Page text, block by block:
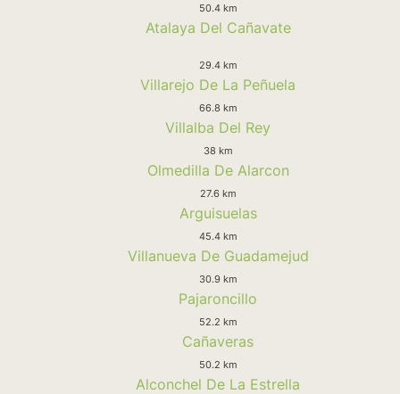
50.4 km
Atalaya Del Cañavate
29.4 km
Villarejo De La Peñuela
66.8 km
Villalba Del Rey
38 km
Olmedilla De Alarcon
27.6 km
Arguisuelas
45.4 km
Villanueva De Guadamejud
30.9 km
Pajaroncillo
52.2 km
Cañaveras
50.2 km
Alconchel De La Estrella